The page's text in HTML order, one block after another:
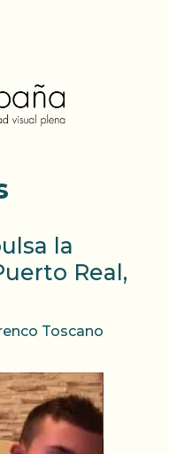
la
Real,
Toscano